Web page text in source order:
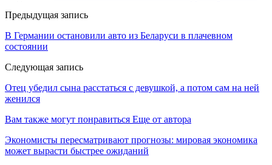
Предыдущая запись
В Германии остановили авто из Беларуси в плачевном
состоянии
Следующая запись
Отец убедил сына расстаться с девушкой, а потом сам на ней
женился
Вам также могут понравиться Еще от автора
Экономисты пересматривают прогнозы: мировая экономика
может вырасти быстрее ожиданий